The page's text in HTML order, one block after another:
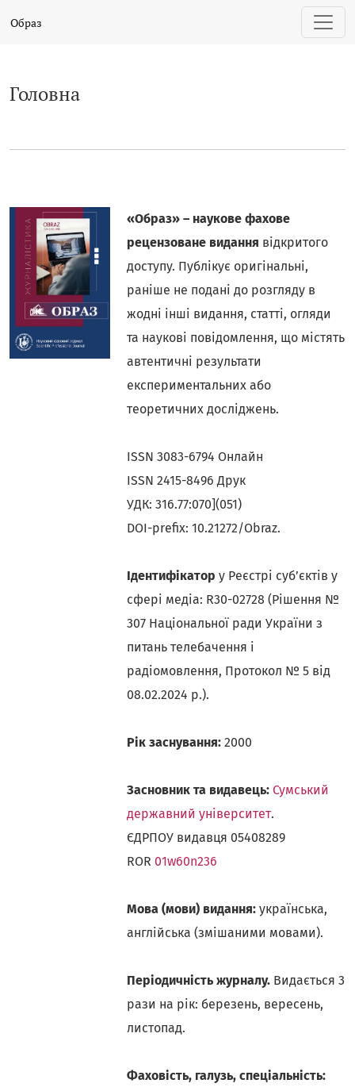
Образ
Головна
«Образ» – наукове фахове
рецензоване видання відкритого
доступу. Публікує оригінальні,
раніше не подані до розгляду в
жодні інші видання, статті, огляди
та наукові повідомлення, що містять
автентичні результати
експериментальних або
теоретичних досліджень.
ISSN 3083-6794 Онлайн
ISSN 2415-8496 Друк
УДК: 316.77:070](051)
DOI-prefix: 10.21272/Obraz.
Ідентифікатор у Реєстрі суб’єктів у
сфері медіа: R30-02728 (Рішення №
307 Національної ради України з
питань телебачення і
радіомовлення, Протокол № 5 від
08.02.2024 р.).
Рік заснування: 2000
Засновник та видавець: Сумський
державний університет.
ЄДРПОУ видавця 05408289
ROR01w60n236
Мова (мови) видання:українська,
англійська (змішаними мовами).
Періодичність журналу. Видається 3
рази на рік: березень, вересень,
листопад.
Фаховість, галузь, спеціальність: